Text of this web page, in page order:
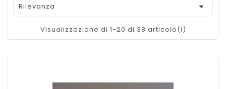
Rilevanza 
Visualizzazione di 1-20 di 38 articolo(i)